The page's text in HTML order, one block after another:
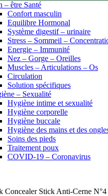
– être Santé
Confort masculin
Equilibre Hormonal
Système digestif – urinaire
Stress – Sommeil –
Energie – Immunité
Nez – Gorge – Oreilles
Muscles – Articulations – Os
Circulation
Solution spécifiques
– Sexualité
Hygiène intime et sexualité
Hygiène corporelle
Hygiène buccale
Hygiène des mains et des
Soins des pieds
Traitement poux
COVID-19 – Coronavirus
Concealer Stick Anti-Cerne